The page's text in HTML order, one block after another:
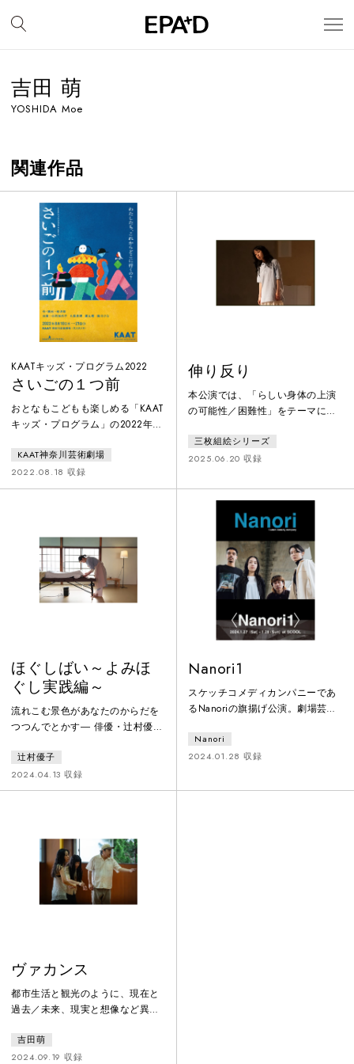
吉田 萌
YOSHIDA Moe
関連作品
KAATキッズ・プログラム2022
さいごの１つ前
おとなもこどもも楽しめる「KAAT
キッズ・プログラム」の2022年新
なくした記憶を探すおしばい。
2020年に上演を予定していたもの
の、新型コロナウイルス感染症の
た。作・演出は、本作で自身初の
キッズ・プログラムを手がけた松
井周、そして主人公は、日本演劇
界を代表する俳優・白石加代子が
演じています。
KAAT神奈川芸術劇場
2022.08.18 収録
伸り反り
本公演では、「らしい身体の上演
の可能性／困難性」をテーマに掲
構といった広義の他者が存在し、
互いに影響を及ぼし合う上演空間
されながらも、その人らしさを備
のか、あるいは不可能なのかを探
三枚組絵シリーズ
2025.06.20 収録
ほぐしばい～よみほ
ぐし実践編～
流れこむ景色があなたのからだを
つつんでとかす― 俳優・辻村優子
ーマンス「ほぐしばいシリーズ」
の第3弾。観客は施術台の上で横
になり、テキストの発話と手技に
際には存在しない景色を描写。辻
村の語りと施術の交差により、観
客の感覚の中に新たな〈景色〉が
立ち上がります。
辻村優子
2024.04.13 収録
Nanori1
スケッチコメディカンパニーであ
るNanoriの旗揚げ公演。劇場芸術
コンセプトの元、コント（寸劇）
を暗転なしでシームレスに繋げ、
い」だけではない可能性を模索し
Nanori
2024.01.28 収録
ヴァカンス
都市生活と観光のように、現在と
過去／未来、現実と想像など異な
方を「ヴァカンス的身体」と定義
し、城崎国際アートセンターにて
吉田萌
2024.09.19 収録